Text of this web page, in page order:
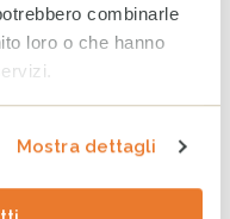
combinarle
loro o che hanno
Mostra dettagli
valorizzando la
nostroapproccio
di fare di più e
azioni future.